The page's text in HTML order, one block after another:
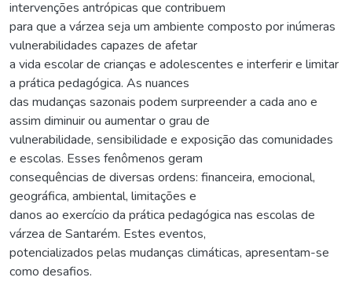
intervenções antrópicas que contribuem
para que a várzea seja um ambiente composto por inúmeras
vulnerabilidades capazes de afetar
a vida escolar de crianças e adolescentes e interferir e limitar
a prática pedagógica. As nuances
das mudanças sazonais podem surpreender a cada ano e
assim diminuir ou aumentar o grau de
vulnerabilidade, sensibilidade e exposição das comunidades
e escolas. Esses fenômenos geram
consequências de diversas ordens: financeira, emocional,
geográfica, ambiental, limitações e
danos ao exercício da prática pedagógica nas escolas de
várzea de Santarém. Estes eventos,
potencializados pelas mudanças climáticas, apresentam-se
como desafios.